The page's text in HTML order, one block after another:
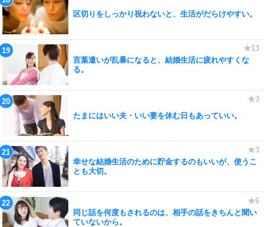
区切りをしっかり祝わないと、生活がだらけやすい。
言葉遣いが乱暴になると、結婚生活に疲れやすくな
る。
たまにはいい夫・いい妻を休む日もあっていい。
幸せな結婚生活のために貯金するのもいいが、使うこ
とも大切。
同じ話を何度もされるのは、相手の話をきちんと聞い
ていないから。